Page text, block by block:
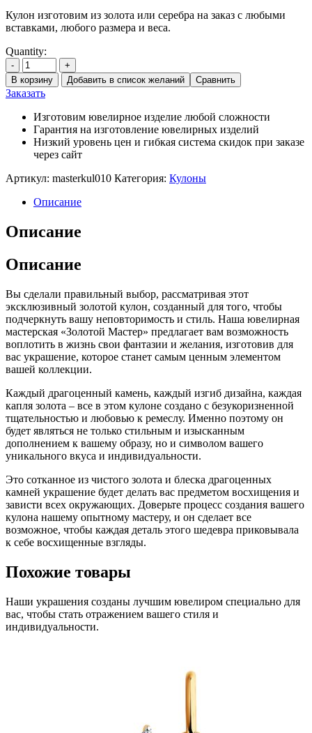
Кулон изготовим из золота или серебра на заказ с любыми
вставками, любого размера и веса.
Quantity:
-
+
В корзину
Добавить в список желаний Сравнить
Заказать
Изготовим ювелирное изделие любой сложности
Гарантия на изготовление ювелирных изделий
Низкий уровень цен и гибкая система скидок при заказе
через сайт
Артикул: masterkul010 Категория: Кулоны
Описание
Описание
Описание
Вы сделали правильный выбор, рассматривая этот
эксклюзивный золотой кулон, созданный для того, чтобы
подчеркнуть вашу неповторимость и стиль. Наша ювелирная
мастерская «Золотой Мастер» предлагает вам возможность
воплотить в жизнь свои фантазии и желания, изготовив для
вас украшение, которое станет самым ценным элементом
вашей коллекции.
Каждый драгоценный камень, каждый изгиб дизайна, каждая
капля золота – все в этом кулоне создано с безукоризненной
тщательностью и любовью к ремеслу. Именно поэтому он
будет являться не только стильным и изысканным
дополнением к вашему образу, но и символом вашего
уникального вкуса и индивидуальности.
Это сотканное из чистого золота и блеска драгоценных
камней украшение будет делать вас предметом восхищения и
зависти всех окружающих. Доверьте процесс создания вашего
кулона нашему опытному мастеру, и он сделает все
возможное, чтобы каждая деталь этого шедевра приковывала
к себе восхищенные взгляды.
Похожие товары
Наши украшения созданы лучшим ювелиром специально для
вас, чтобы стать отражением вашего стиля и
индивидуальности.